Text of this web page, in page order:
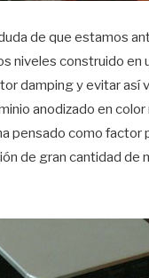
de que estamos
niveles construido en
damping y evitar así
anodizado en
pensado como factor
de gran cantidad de